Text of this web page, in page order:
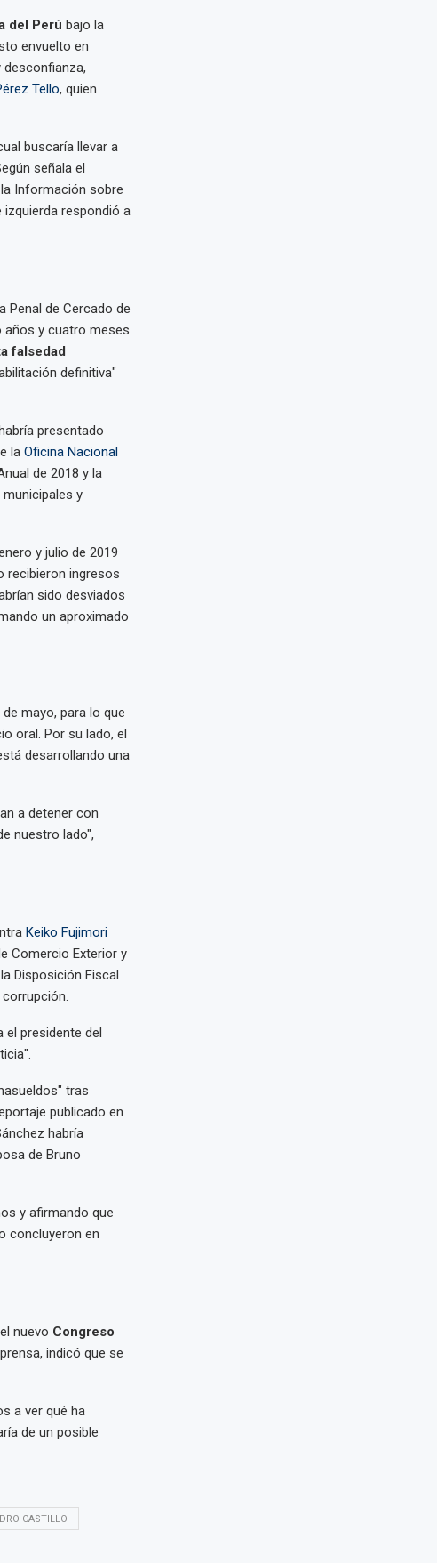
del Perú bajo la
envuelto en
Tello, quien
buscaría llevar a
señala el
Información sobre
izquierda respondió a
Penal de Cercado de
años y cuatro meses
falsedad
definitiva"
presentado
la Oficina Nacional
de 2018 y la
y
y julio de 2019
recibieron ingresos
sido desviados
un aproximado
mayo, para lo que
oral. Por su lado, el
desarrollando una
a detener con
nuestro lado",
Keiko Fujimori
Comercio Exterior y
Disposición Fiscal
el presidente del
tras
publicado en
habría
de Bruno
y afirmando que
concluyeron en
nuevo Congreso
indicó que se
a ver qué ha
de un posible
CASTILLO